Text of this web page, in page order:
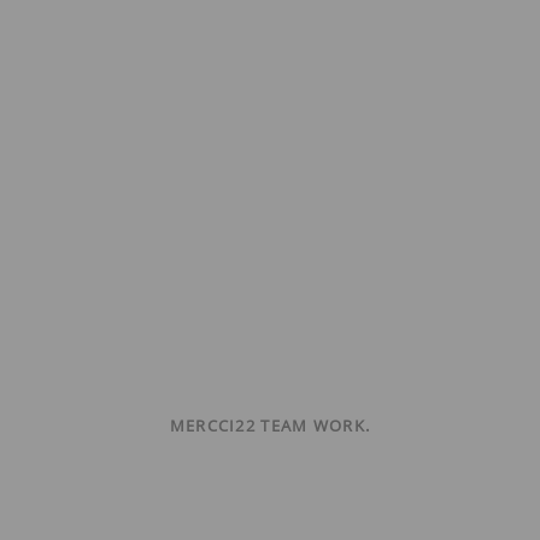
MERCCI22 TEAM WORK.